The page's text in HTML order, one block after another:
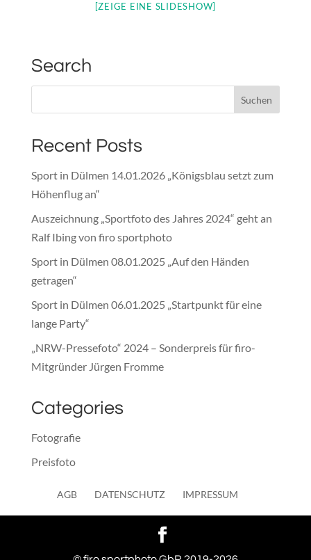
[ZEIGE EINE SLIDESHOW]
Search
Recent Posts
Sport in Dülmen 14.01.2026 „Königsblau setzt zum
Höhenflug an“
Auszeichnung „Sportfoto des Jahres 2024“ geht an
Ralf Ibing von firo sportphoto
Sport in Dülmen 08.01.2025 „Auf den Händen
getragen“
Sport in Dülmen 06.01.2025 „Startpunkt für eine
lange Party“
„NRW-Pressefoto“ 2024 – Sonderpreis für firo-
Mitgründer Jürgen Fromme
Categories
Fotografie
Preisfoto
AGB DATENSCHUTZ IMPRESSUM